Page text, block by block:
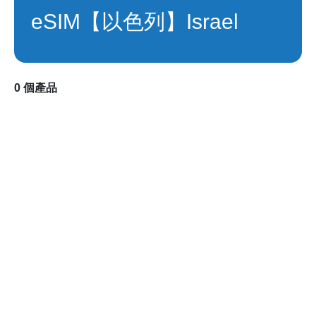
eSIM【以色列】Israel
0 個產品